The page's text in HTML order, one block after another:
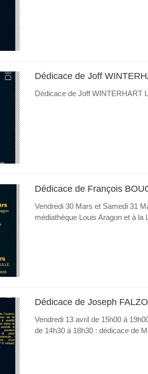
Dédicace de Joff
Dédicace de Joff WINTERHART
Dédicace de François
Vendredi 30 Mars et Samedi 31
médiathèque Louis Aragon et à la
Dédicace de Joseph
Vendredi 13 avril de 15h00 à
de 14h30 à 18h30 : dédicace de